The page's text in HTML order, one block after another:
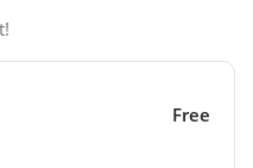
Free